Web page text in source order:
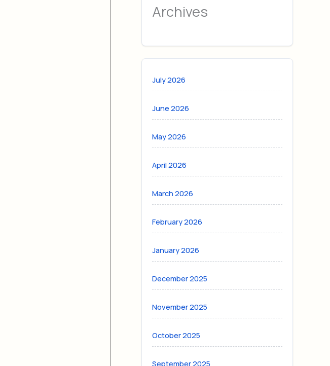
Archives
July 2026
June 2026
May 2026
April 2026
March 2026
February 2026
January 2026
December 2025
November 2025
October 2025
September 2025